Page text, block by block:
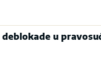
deblokade u